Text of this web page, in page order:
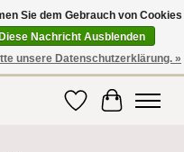
Schule, Büro, Papier,
Bestellung bequem nach
Wunschzettel
Ihr
Sie dem Gebrauch von Cookies
Diese Nachricht Ausblenden
unsere Datenschutzerklärung. »